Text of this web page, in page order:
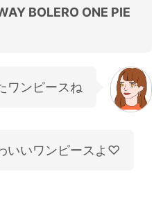
BOLERO ONE PIE
ワンピースね
いいワンピースよ♡